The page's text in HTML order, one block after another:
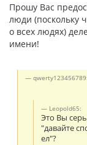
Прошу Вас
люди (поскольку
о всех людях)
имени!
qwerty123456789:
Leopold65:
Это Вы
"давайте
ел"?